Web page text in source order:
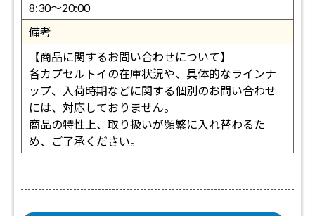
8:30～20:00
備考
【商品に関するお問い合わせについて】
各カプセルトイの在庫状況や、具体的なラインナ
ップ、入荷時期などに関する個別のお問い合わせ
には、対応しておりません。
商品の特性上、取り扱いが頻繁に入れ替わるた
め、ご了承ください。